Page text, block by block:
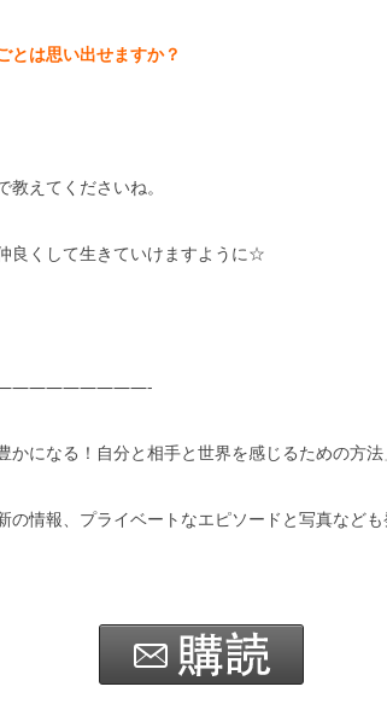
とは思い出せますか？
えてくださいね。
良くして生きていけますように☆
になる！自分と相手と世界を感じるための方法
の情報、プライベートなエピソードと写真など